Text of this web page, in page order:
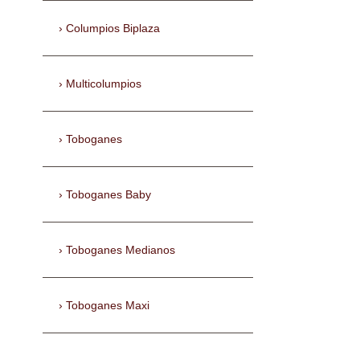
Columpios Biplaza
Multicolumpios
Toboganes
Toboganes Baby
Toboganes Medianos
Toboganes Maxi